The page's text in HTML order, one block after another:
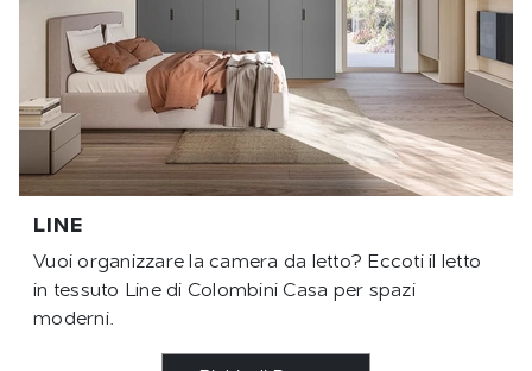
LINE
Vuoi organizzare la camera da letto? Eccoti il letto
in tessuto Line di Colombini Casa per spazi
moderni.